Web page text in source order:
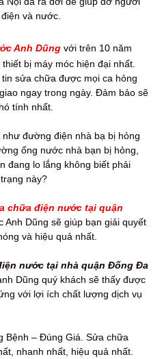
và nước.
Anh Dũng với trên 10 năm
bị máy móc hiện đại nhất.
sửa chữa được mọi ca hỏng
ngay trong ngày. Đảm bảo sẽ
tính nhất.
đường điện nhà bạ bị hỏng
ống nước nhà bạn bị hỏng,
đang lo lắng không biết phải
này?
chữa điện nước tại quận
Anh Dũng sẽ giúp bạn giải quyết
và hiệu quả nhất.
nước tại nhà quận Đống Đa
Dũng quý khách sẽ thấy được
với lợi ích chất lượng dịch vụ
Bệnh – Đúng Giá. Sửa chữa
nhanh nhất, hiệu quả nhất.